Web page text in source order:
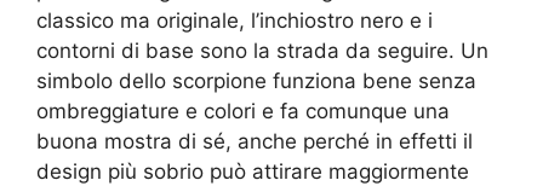
classico ma originale, l’inchiostro nero e i
contorni di base sono la strada da seguire. Un
simbolo dello scorpione funziona bene senza
ombreggiature e colori e fa comunque una
buona mostra di sé, anche perché in effetti il
design più sobrio può attirare maggiormente